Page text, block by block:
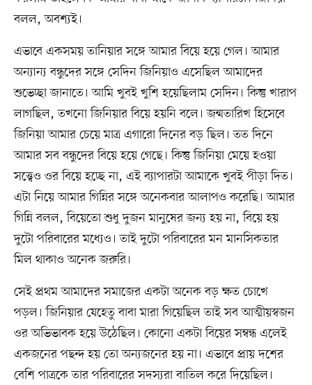
বলল, অবশ্যই।
এভাবে একসময় তানিয়ার সঙ্গে আমার বিয়ে হয়ে গেল। আমার
অন্যান্য বন্ধুদের সঙ্গে সেদিন জিনিয়াও এসেছিল আমাদের
শুভেচ্ছা জানাতে। আমি খুবই খুশি হয়েছিলাম সেদিন। কিন্তু খারাপ
লাগছিল, তখনো জিনিয়ার বিয়ে হয়নি বলে। জন্মতারিখ হিসেবে
জিনিয়া আমার চেয়ে মাত্র এগারো দিনের বড় ছিল। তত দিনে
আমার সব বন্ধুদের বিয়ে হয়ে গেছে। কিন্তু জিনিয়া মেয়ে হওয়া
সত্ত্বেও ওর বিয়ে হচ্ছে না, এই ব্যাপারটা আমাকে খুবই পীড়া দিত।
এটা নিয়ে আমার গিন্নির সঙ্গে অনেকবার আলাপও করেছি। আমার
গিন্নি বলল, বিয়েতো শুধু দুজন মানুষের জন্য হয় না, বিয়ে হয়
দুটো পরিবারের মধ্যেও। তাই দুটো পরিবারের মন মানসিকতার
মিল থাকাও অনেক জরুরি।
সেই প্রথম আমাদের সমাজের একটা অনেক বড় ক্ষত চোখে
পড়ল। জিনিয়ার যেহেতু বাবা মারা গিয়েছিল তাই সব আত্মীয়স্বজন
ওর অভিভাবক হয়ে উঠেছিল। কোনো একটা বিয়ের সম্বন্ধ এলেই
একজনের পছন্দ হয় তো অন্যজনের হয় না। এভাবে প্রায় দশের
বেশি পাত্রকে তার পরিবারের সদস্যরা বাতিল করে দিয়েছিল।